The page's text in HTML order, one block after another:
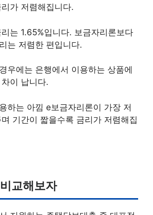
가 저렴해집니다.
는 1.65%입니다. 보금자리론보다
는 저렴한 편입니다.
우에는 은행에서 이용하는 상품에
이 납니다.
하는 아낌 e보금자리론이 가장 저
기간이 짧을수록 금리가 저렴해집
교해보자